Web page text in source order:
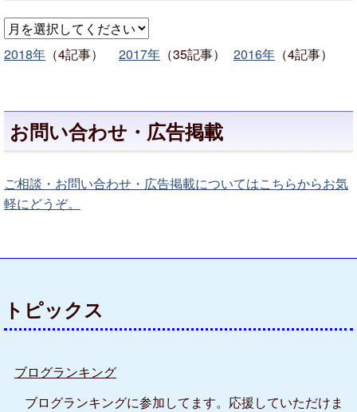
2018年 （4記事） 2017年 （35記事） 2016年 （4記事）
お問い合わせ・広告掲載
ご相談・お問い合わせ・広告掲載についてはこちらからお気
軽にどうぞ。
トピックス
ブログランキング
ブログランキングに参加してます。応援していただけま